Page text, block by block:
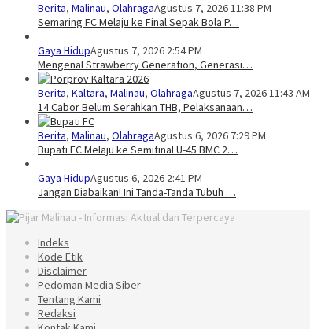
Berita, Malinau, OlahragaAgustus 7, 2026 11:38 PM
Semaring FC Melaju ke Final Sepak Bola P…
Gaya HidupAgustus 7, 2026 2:54 PM
Mengenal Strawberry Generation, Generasi…
Berita, Kaltara, Malinau, OlahragaAgustus 7, 2026 11:43 AM
14 Cabor Belum Serahkan THB, Pelaksanaan…
Berita, Malinau, OlahragaAgustus 6, 2026 7:29 PM
Bupati FC Melaju ke Semifinal U-45 BMC 2…
Gaya HidupAgustus 6, 2026 2:41 PM
Jangan Diabaikan! Ini Tanda-Tanda Tubuh …
Indeks
Kode Etik
Disclaimer
Pedoman Media Siber
Tentang Kami
Redaksi